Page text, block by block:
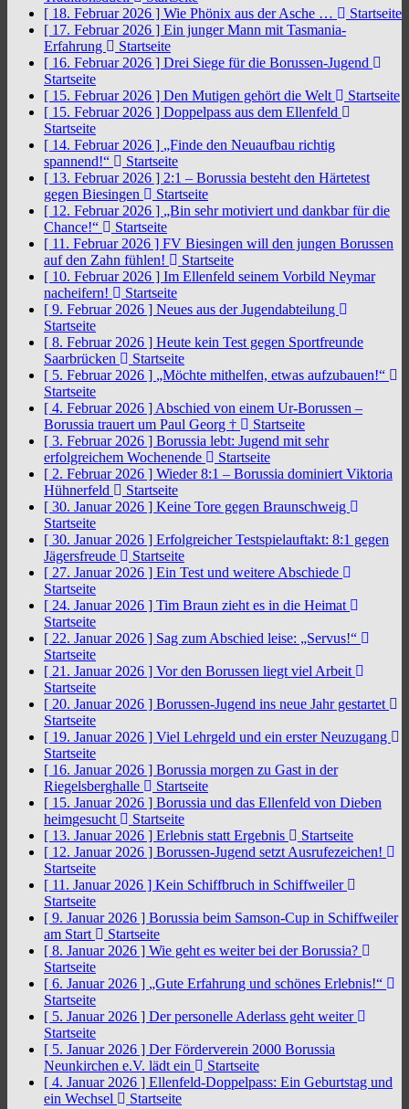
[ 18. Februar 2026 ] Wie Phönix aus der Asche …
Startseite
[ 17. Februar 2026 ] Ein junger Mann mit Tasmania-
Erfahrung
Startseite
[ 16. Februar 2026 ] Drei Siege für die Borussen-Jugend
Startseite
[ 15. Februar 2026 ] Den Mutigen gehört die Welt
Startseite
[ 15. Februar 2026 ] Doppelpass aus dem Ellenfeld
Startseite
[ 14. Februar 2026 ] „Finde den Neuaufbau richtig
spannend!“
Startseite
[ 13. Februar 2026 ] 2:1 – Borussia besteht den Härtetest
gegen Biesingen
Startseite
[ 12. Februar 2026 ] „Bin sehr motiviert und dankbar für die
Chance!“
Startseite
[ 11. Februar 2026 ] FV Biesingen will den jungen Borussen
auf den Zahn fühlen!
Startseite
[ 10. Februar 2026 ] Im Ellenfeld seinem Vorbild Neymar
nacheifern!
Startseite
[ 9. Februar 2026 ] Neues aus der Jugendabteilung
Startseite
[ 8. Februar 2026 ] Heute kein Test gegen Sportfreunde
Saarbrücken
Startseite
[ 5. Februar 2026 ] „Möchte mithelfen, etwas aufzubauen!“
Startseite
[ 4. Februar 2026 ] Abschied von einem Ur-Borussen –
Borussia trauert um Paul Georg †
Startseite
[ 3. Februar 2026 ] Borussia lebt: Jugend mit sehr
erfolgreichem Wochenende
Startseite
[ 2. Februar 2026 ] Wieder 8:1 – Borussia dominiert Viktoria
Hühnerfeld
Startseite
[ 30. Januar 2026 ] Keine Tore gegen Braunschweig
Startseite
[ 30. Januar 2026 ] Erfolgreicher Testspielauftakt: 8:1 gegen
Jägersfreude
Startseite
[ 27. Januar 2026 ] Ein Test und weitere Abschiede
Startseite
[ 24. Januar 2026 ] Tim Braun zieht es in die Heimat
Startseite
[ 22. Januar 2026 ] Sag zum Abschied leise: „Servus!“
Startseite
[ 21. Januar 2026 ] Vor den Borussen liegt viel Arbeit
Startseite
[ 20. Januar 2026 ] Borussen-Jugend ins neue Jahr gestartet
Startseite
[ 19. Januar 2026 ] Viel Lehrgeld und ein erster Neuzugang
Startseite
[ 16. Januar 2026 ] Borussia morgen zu Gast in der
Riegelsberghalle
Startseite
[ 15. Januar 2026 ] Borussia und das Ellenfeld von Dieben
heimgesucht
Startseite
[ 13. Januar 2026 ] Erlebnis statt Ergebnis
Startseite
[ 12. Januar 2026 ] Borussen-Jugend setzt Ausrufezeichen!
Startseite
[ 11. Januar 2026 ] Kein Schiffbruch in Schiffweiler
Startseite
[ 9. Januar 2026 ] Borussia beim Samson-Cup in Schiffweiler
am Start
Startseite
[ 8. Januar 2026 ] Wie geht es weiter bei der Borussia?
Startseite
[ 6. Januar 2026 ] „Gute Erfahrung und schönes Erlebnis!“
Startseite
[ 5. Januar 2026 ] Der personelle Aderlass geht weiter
Startseite
[ 5. Januar 2026 ] Der Förderverein 2000 Borussia
Neunkirchen e.V. lädt ein
Startseite
[ 4. Januar 2026 ] Ellenfeld-Doppelpass: Ein Geburtstag und
ein Wechsel
Startseite